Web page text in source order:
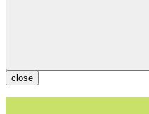
close